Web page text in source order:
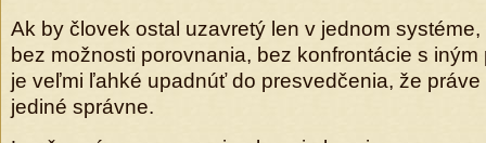
Ak by človek ostal uzavretý len v jednom systéme,
bez možnosti porovnania, bez konfrontácie s
je veľmi ľahké upadnúť do presvedčenia, že
jediné správne.